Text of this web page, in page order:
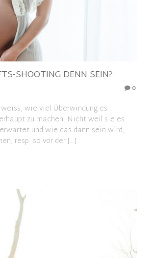
SHOOTING DENN SEIN?
0
wie viel Überwindung es
zu machen. Nicht weil sie es
und wie das dann sein wird,
resp. so vor der […]